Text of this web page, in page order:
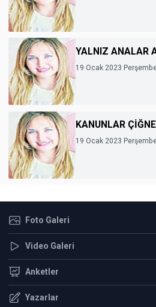
YALNIZ ANALAR
19 Ocak 2023
KANUNLAR
19 Ocak 2023
Foto Galeri
Video Galeri
Anketler
Yazarlar